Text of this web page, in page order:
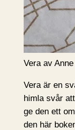
Vera av
Vera är en
himla svår
ge den ett
den här